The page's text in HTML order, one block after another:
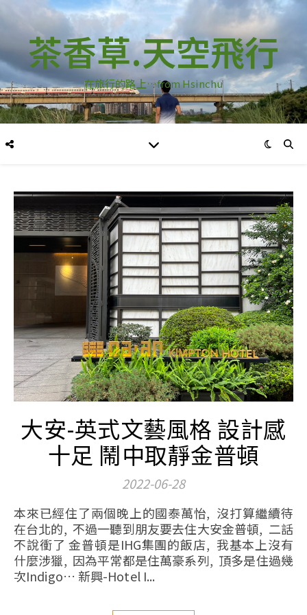
茶香草.天空飛行
在旅行的路上…from Hsinchu
大安-英式文藝風格 設計感
十足 鬧中取靜金普頓
2022-06-28
本來已經住了兩個晚上的國泰萬怡, 沒打算繼續待
在台北的, 不過一聽到朋友要去住大安金普頓, 二話
不說衝了 金普頓是IHG集團的飯店, 我基本上沒有
什麼涉獵, 因為平常都是住萬豪系列, 頂多是住過幾
次Indigo… 新興-Hotel I...